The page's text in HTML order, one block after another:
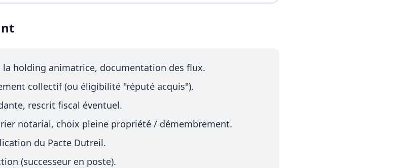
holding animatrice, documentation des flux.
collectif (ou éligibilité "réputé acquis").
rescrit fiscal éventuel.
notarial, choix pleine propriété / démembrement.
du Pacte Dutreil.
(successeur en poste).